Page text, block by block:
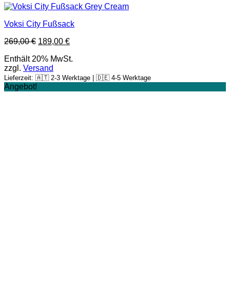
Voksi City Fußsack
269,00€ 189,00 €
Enthält 20% MwSt.
zzgl. Versand
Lieferzeit: 🇦🇹 2-3 Werktage | 🇩🇪 4-5 Werktage
Angebot!